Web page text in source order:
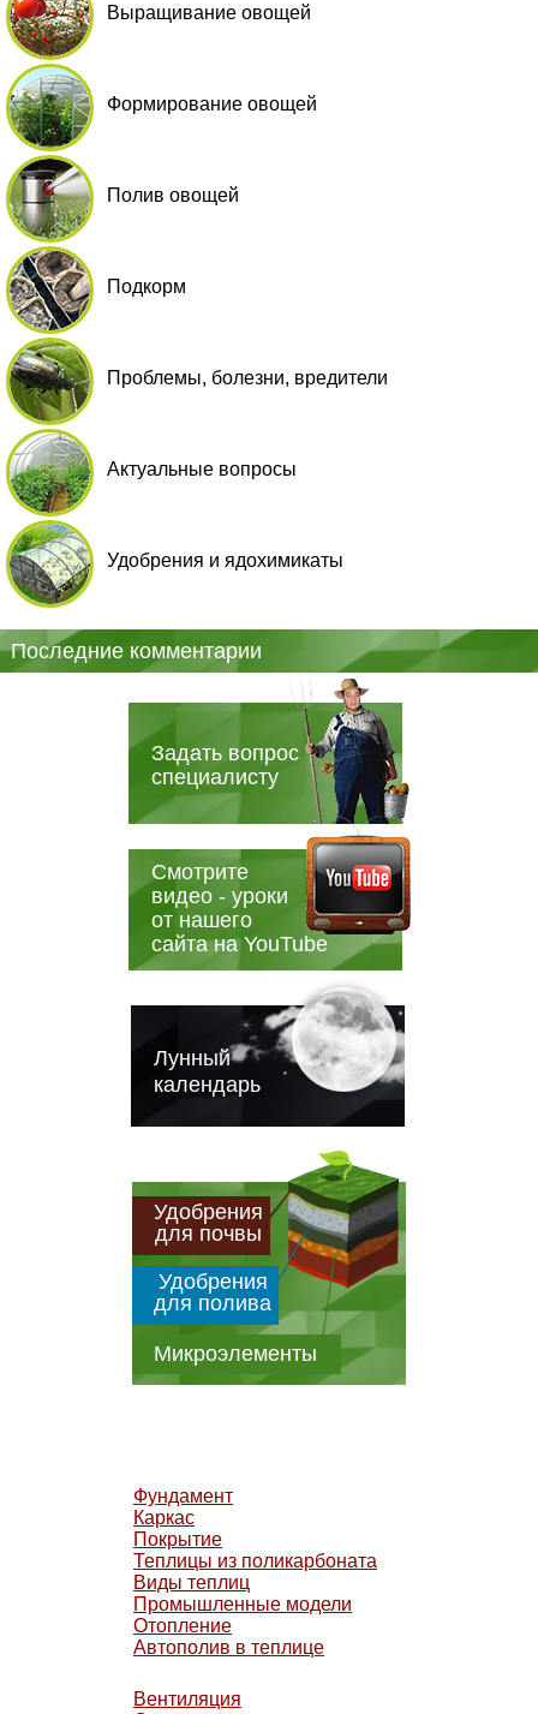
Выращивание овощей
Формирование овощей
Полив овощей
Подкорм
Проблемы, болезни, вредители
Актуальные вопросы
Удобрения и ядохимикаты
Последние комментарии
Задать вопрос
специалисту
Смотрите
видео - уроки
от нашего
сайта на YouTube
Лунный
календарь
Удобрения
для почвы
Удобрения
для полива
Микроэлементы
Фундамент
Каркас
Покрытие
Теплицы из поликарбоната
Виды теплиц
Промышленные модели
Отопление
Автополив в теплице
Вентиляция